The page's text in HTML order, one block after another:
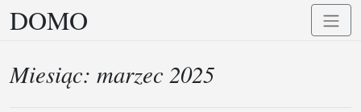
Przejdź
do
DOMO
Miesiąc: marzec 2025